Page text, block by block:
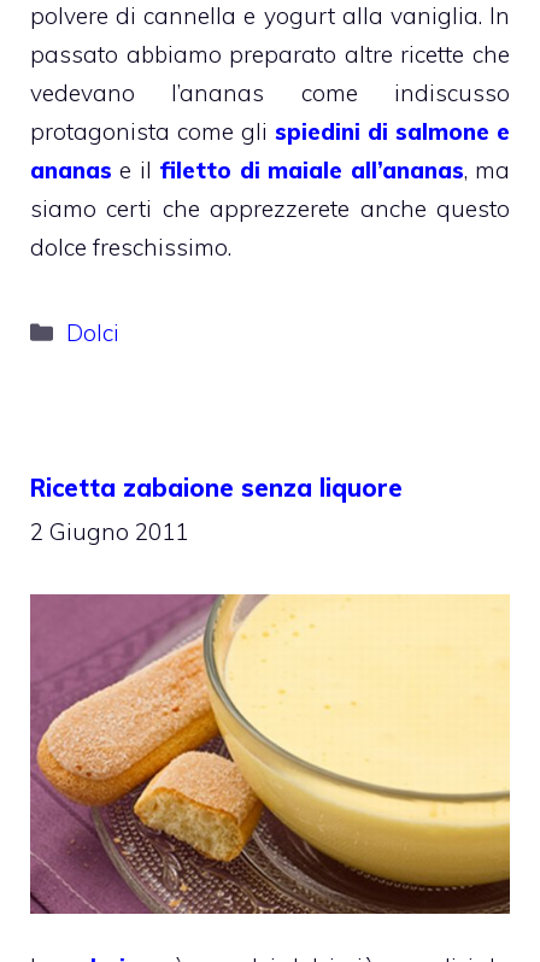
polvere di cannella e yogurt alla vaniglia. In
passato abbiamo preparato altre ricette che
vedevano l’ananas come indiscusso
protagonista come gli spiedini di salmone e
ananas e il filetto di maiale all’ananas, ma
siamo certi che apprezzerete anche questo
dolce freschissimo.
Categorie
Dolci
Ricetta zabaione senza liquore
2 Giugno 2011